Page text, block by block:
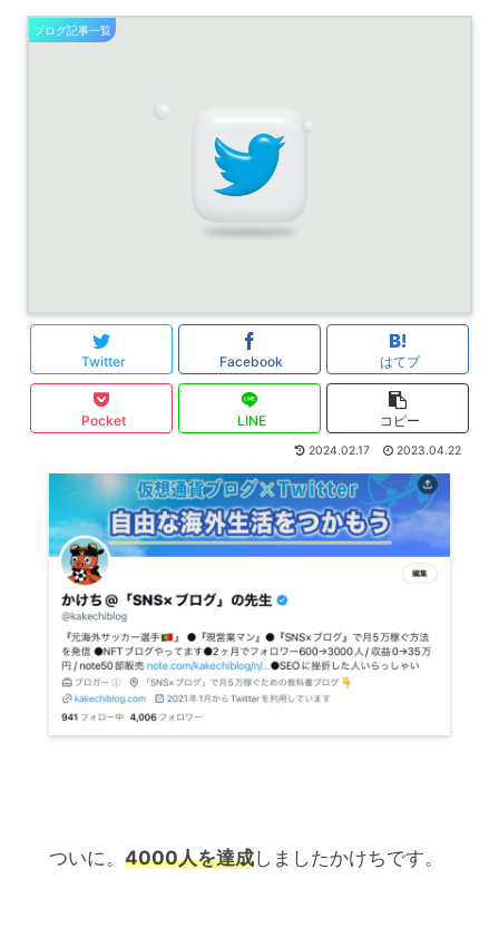
ブログ記事一覧
Twitter Facebook はてブ
Pocket LINE コピー
2024.02.17 2023.04.22
ついに。 4000人を達成しましたかけちです。